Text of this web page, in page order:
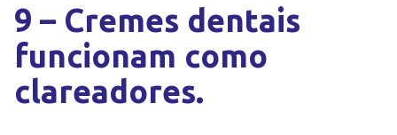
9 – Cremes dentais
funcionam como
clareadores.